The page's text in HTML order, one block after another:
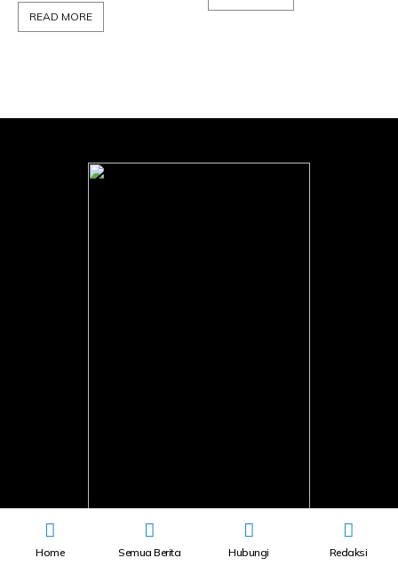
READ MORE
Home Semua Berita Hubungi Redaksi